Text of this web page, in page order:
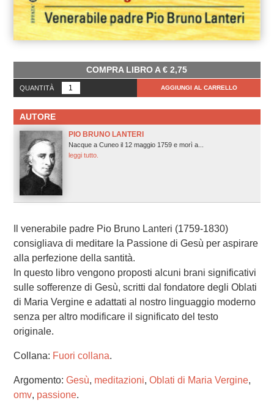
COMPRA LIBRO A€ 2,75
QUANTITÀ AGGIUNGI AL CARRELLO
AUTORE
PIO BRUNO LANTERI
Nacque a Cuneo il 12 maggio 1759 e morì a...
leggi tutto.
Il venerabile padre Pio Bruno Lanteri (1759-1830)
consigliava di meditare la Passione di Gesù per aspirare
alla perfezione della santità.
In questo libro vengono proposti alcuni brani significativi
sulle sofferenze di Gesù, scritti dal fondatore degli Oblati
di Maria Vergine e adattati al nostro linguaggio moderno
senza per altro modificare il significato del testo
originale.
Collana: Fuori collana.
Argomento: Gesù, meditazioni, Oblati di Maria Vergine,
omv, passione.